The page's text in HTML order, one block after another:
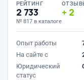
РЕЙТИНГ
2 733
№ 817 в каталоге
2
Опыт работы
На сайте с
Юридический
статус